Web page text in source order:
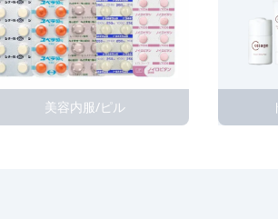
美容内服/ピル